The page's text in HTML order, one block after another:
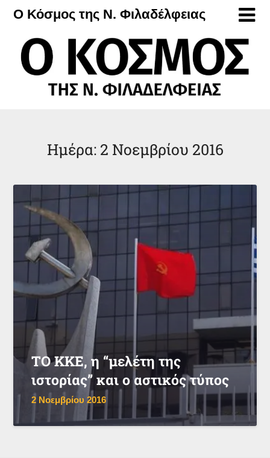
Μετάβαση
περιεχόμενο
Ο Κόσμος της Ν. Φιλαδέλφειας
Ημέρα: 2 Νοεμβρίου 2016
ΤΟ ΚΚΕ, η “μελέτη της
ιστορίας” και ο αστικός τύπος
2 Νοεμβρίου 2016